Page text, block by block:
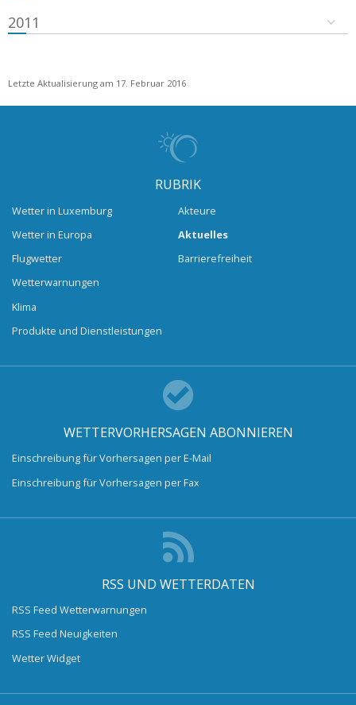
2011
Letzte Aktualisierung am 17. Februar 2016
RUBRIK
Wetter in Luxemburg
Wetter in Europa
Flugwetter
Wetterwarnungen
Klima
Produkte und Dienstleistungen
Akteure
Aktuelles
Barrierefreiheit
WETTERVORHERSAGEN ABONNIEREN
Einschreibung für Vorhersagen per E-Mail
Einschreibung für Vorhersagen per Fax
RSS UND WETTERDATEN
RSS Feed Wetterwarnungen
RSS Feed Neuigkeiten
Wetter Widget